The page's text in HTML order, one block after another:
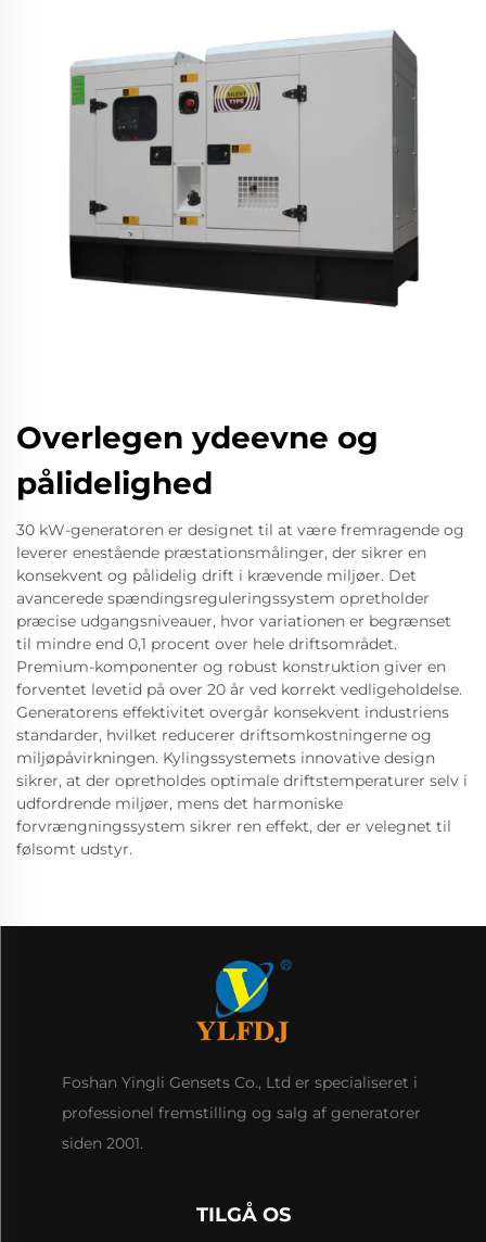
Overlegen ydeevne og
pålidelighed
30 kW-generatoren er designet til at være fremragende og
leverer enestående præstationsmålinger, der sikrer en
konsekvent og pålidelig drift i krævende miljøer. Det
avancerede spændingsreguleringssystem opretholder
præcise udgangsniveauer, hvor variationen er begrænset
til mindre end 0,1 procent over hele driftsområdet.
Premium-komponenter og robust konstruktion giver en
forventet levetid på over 20 år ved korrekt vedligeholdelse.
Generatorens effektivitet overgår konsekvent industriens
standarder, hvilket reducerer driftsomkostningerne og
miljøpåvirkningen. Kylingssystemets innovative design
sikrer, at der opretholdes optimale driftstemperaturer selv i
udfordrende miljøer, mens det harmoniske
forvrængningssystem sikrer ren effekt, der er velegnet til
følsomt udstyr.
Foshan Yingli Gensets Co., Ltd er specialiseret i
professionel fremstilling og salg af generatorer
siden 2001.
TILGÅ OS